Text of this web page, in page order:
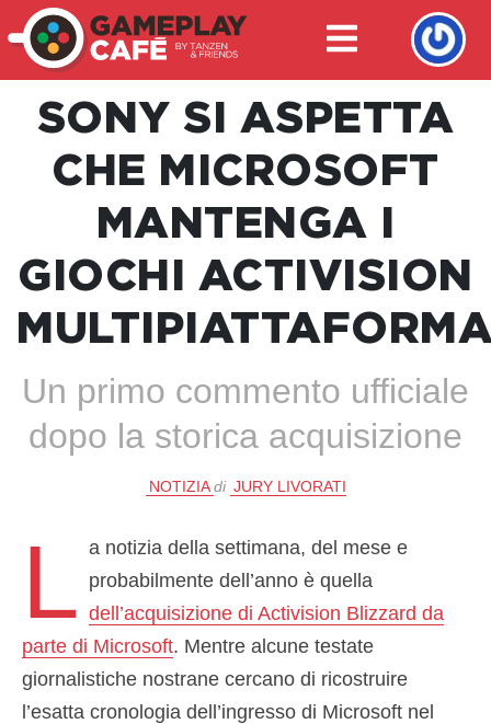
SONY SI ASPETTA
CHE MICROSOFT
MANTENGA I
GIOCHI ACTIVISION
Un primo commento ufficiale
dopo la storica acquisizione
NOTIZIA di JURY LIVORATI
L a notizia della settimana, del mese e
probabilmente dell’anno è quella
dell’acquisizione di Activision Blizzard da
parte di Microsoft. Mentre alcune testate
giornalistiche nostrane cercano di ricostruire
l’esatta cronologia dell’ingresso di Microsoft nel